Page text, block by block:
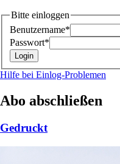
Bitte einloggen
Benutzername*
Passwort*
Hilfe bei Einlog-Problemen
Abo abschließen
Gedruckt